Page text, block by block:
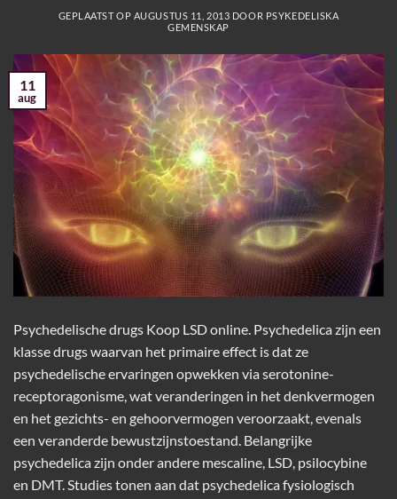
GEPLAATST OP AUGUSTUS 11, 2013 DOOR PSYKEDELISKA
GEMENSKAP
11
aug
Psychedelische drugs Koop LSD online. Psychedelica zijn een
klasse drugs waarvan het primaire effect is dat ze
psychedelische ervaringen opwekken via serotonine-
receptoragonisme, wat veranderingen in het denkvermogen
en het gezichts- en gehoorvermogen veroorzaakt, evenals
een veranderde bewustzijnstoestand. Belangrijke
psychedelica zijn onder andere mescaline, LSD, psilocybine
en DMT. Studies tonen aan dat psychedelica fysiologisch